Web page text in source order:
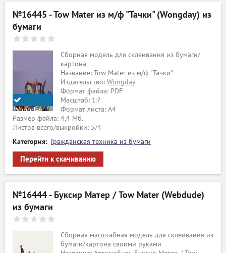
№16445 - Tow Mater из м/ф "Тачки" (Wongday) из
бумаги
Wongday
Сборная модель для склеивания из бумаги/
картона
Название: Tow Mater из м/ф "Тачки"
Издательство: Wongday
Формат файла: PDF
Масштаб: 1:?
Формат листа: А4
Размер файла: 4,4 Мб.
Листов всего/выкройки: 5/4
Категория: Гражданская техника из бумаги
Перейти к скачиванию
№16444 - Буксир Матер / Tow Mater (Webdude)
из бумаги
Сборная масштабная модель для склеивания из
бумаги/картона своими руками